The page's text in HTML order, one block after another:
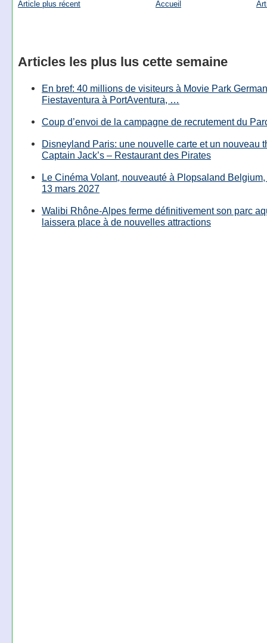
Article plus récent Accueil
Articles les plus lus cette semaine
En bref: 40 millions de visiteurs à Movie Park
Fiestaventura à PortAventura, …
Coup d’envoi de la campagne de recrutement du
Disneyland Paris: une nouvelle carte et un nouveau
Captain Jack’s – Restaurant des Pirates
Le Cinéma Volant, nouveauté à Plopsaland
13 mars 2027
Walibi Rhône-Alpes ferme définitivement son parc
laissera place à de nouvelles attractions